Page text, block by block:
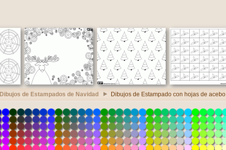
Dibujos de Estampados de Navidad Dibujos de Estampado con hojas de acebo